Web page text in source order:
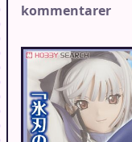
kommentarer